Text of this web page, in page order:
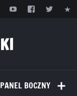
PANEL BOCZNY